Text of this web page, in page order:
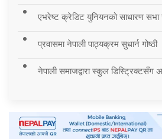
एभरेष्ट क्रेडिट युनियनको साधारण
प्रवासमा नेपाली पाठ्यक्रम सुधार्न गोष्ठी
नेपाली समाजद्वारा स्कुल डिस्ट्रिक्टसँग